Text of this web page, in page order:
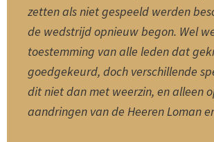
zetten als niet gespeeld werden
de wedstrijd opnieuw begon. Wel
toestemming van alle leden dat
goedgekeurd, doch verschillende
dit niet dan met weerzin, en alleen
aandringen van de Heeren Loman